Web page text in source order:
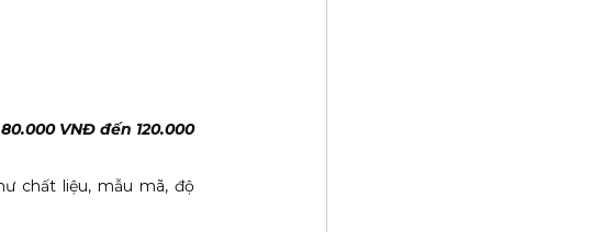
80.000 VNĐ đến 120.000
chất liệu, mẫu mã, độ